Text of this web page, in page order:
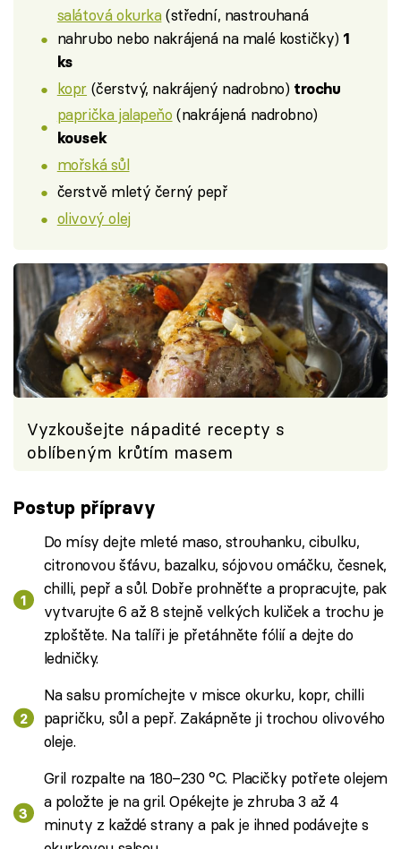
salátová okurka(střední, nastrouhaná
nahrubo nebo nakrájená na malé kostičky) 1
ks
kopr (čerstvý, nakrájený nadrobno) trochu
paprička jalapeňo (nakrájená nadrobno)
kousek
mořská sůl
čerstvě mletý černý pepř
olivový olej
Vyzkoušejte nápadité recepty s
oblíbeným krůtím masem
Postup přípravy
Do mísy dejte mleté maso, strouhanku, cibulku,
citronovou šťávu, bazalku, sójovou omáčku, česnek,
chilli, pepř a sůl. Dobře prohněťte a propracujte, pak
vytvarujte 6 až 8 stejně velkých kuliček a trochu je
zploštěte. Na talíři je přetáhněte fólií a dejte do
ledničky.
Na salsu promíchejte v misce okurku, kopr, chilli
papričku, sůl a pepř. Zakápněte ji trochou olivového
oleje.
Gril rozpalte na 180–230 °C. Placičky potřete olejem
a položte je na gril. Opékejte je zhruba 3 až 4
minuty z každé strany a pak je ihned podávejte s